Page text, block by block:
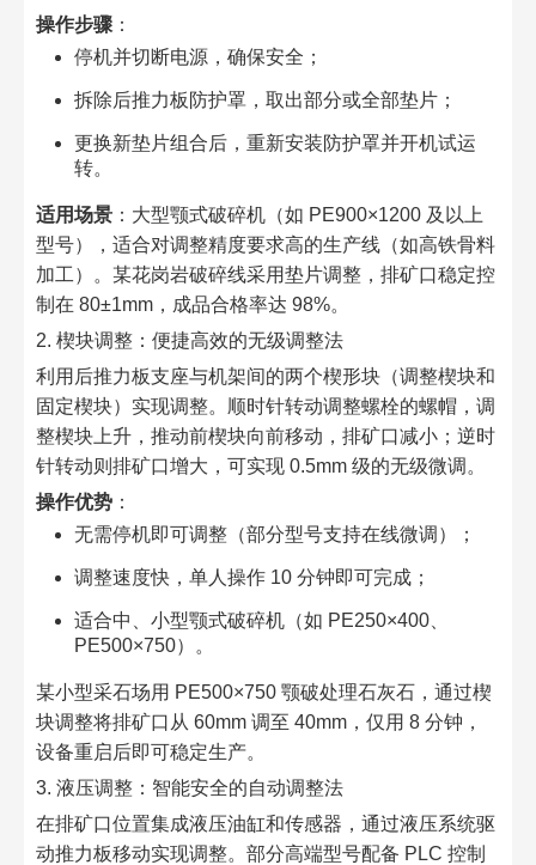
操作步骤：​
停机并切断电源，确保安全；​
拆除后推力板防护罩，取出部分或全部垫片；​
更换新垫片组合后，重新安装防护罩并开机试运
转。​
适用场景：大型颚式破碎机（如 PE900×1200 及以上
型号），适合对调整精度要求高的生产线（如高铁骨料
加工）。某花岗岩破碎线采用垫片调整，排矿口稳定控
制在 80±1mm，成品合格率达 98%。​
2. 楔块调整：便捷高效的无级调整法​
利用后推力板支座与机架间的两个楔形块（调整楔块和
固定楔块）实现调整。顺时针转动调整螺栓的螺帽，调
整楔块上升，推动前楔块向前移动，排矿口减小；逆时
针转动则排矿口增大，可实现 0.5mm 级的无级微调。​
操作优势：​
无需停机即可调整（部分型号支持在线微调）；​
调整速度快，单人操作 10 分钟即可完成；​
适合中、小型颚式破碎机（如 PE250×400、
PE500×750）。​
某小型采石场用 PE500×750 颚破处理石灰石，通过楔
块调整将排矿口从 60mm 调至 40mm，仅用 8 分钟，
设备重启后即可稳定生产。​
3. 液压调整：智能安全的自动调整法​
在排矿口位置集成液压油缸和传感器，通过液压系统驱
动推力板移动实现调整。部分高端型号配备 PLC 控制